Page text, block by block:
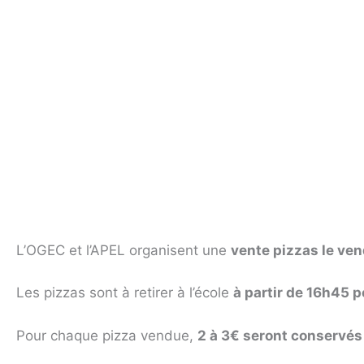
L’OGEC et l’APEL organisent une vente pizzas le
Les pizzas sont à retirer à l’école à partir de 16h45
Pour chaque pizza vendue, 2 à 3€ seront conservés